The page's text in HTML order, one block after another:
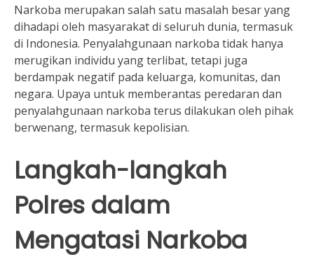
Narkoba merupakan salah satu masalah besar yang
dihadapi oleh masyarakat di seluruh dunia, termasuk
di Indonesia. Penyalahgunaan narkoba tidak hanya
merugikan individu yang terlibat, tetapi juga
berdampak negatif pada keluarga, komunitas, dan
negara. Upaya untuk memberantas peredaran dan
penyalahgunaan narkoba terus dilakukan oleh pihak
berwenang, termasuk kepolisian.
Langkah-langkah
Polres dalam
Mengatasi Narkoba